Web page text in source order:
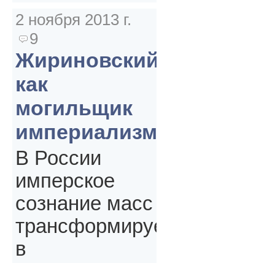
2 ноября 2013 г.
9
Жириновский
как
могильщик
империализма
В России
имперское
сознание масс
трансформируется
в